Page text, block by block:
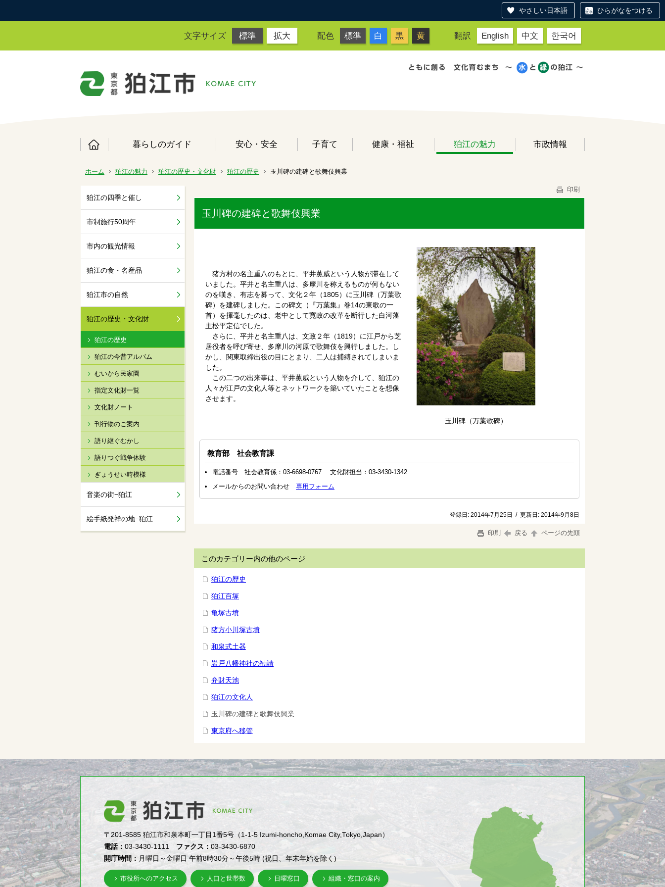
やさしい日本語 ひらがなをつける
文字サイズ 標準 拡大 配色 標準 白 黒 黄 翻訳 English 中文 한국어
暮らしのガイド 安心・安全 子育て 健康・福祉 狛江の魅力 市政情報
ホーム 狛江の魅力 狛江の歴史・文化財 狛江の歴史 玉川碑の建碑と歌舞伎興業
狛江の四季と催し
市制施行50周年
市内の観光情報
狛江の食・名産品
狛江市の自然
狛江の歴史・文化財
狛江の歴史
狛江の今昔アルバム
むいから民家園
指定文化財一覧
文化財ノート
刊行物のご案内
語り継ぐむかし
語りつぐ戦争体験
ぎょうせい時模様
音楽の街−狛江
絵手紙発祥の地−狛江
印刷
玉川碑の建碑と歌舞伎興業
猪方村の名主重八のもとに、平井薫威という人物が滞在して
いました。平井と名主重八は、多摩川を称えるものが何もない
のを嘆き、有志を募って、文化２年（1805）に玉川碑（万葉歌
碑）を建碑しました。この碑文（『万葉集』巻14の東歌の一
首）を揮毫したのは、老中として寛政の改革を断行した白河藩
主松平定信でした。
さらに、平井と名主重八は、文政２年（1819）に江戸から芝
居役者を呼び寄せ、多摩川の河原で歌舞伎を興行しました。し
かし、関東取締出役の目にとまり、二人は捕縛されてしまいま
した。
この二つの出来事は、平井薫威という人物を介して、狛江の
人々が江戸の文化人等とネットワークを築いていたことを想像
させます。
玉川碑（万葉歌碑）
教育部 社会教育課
電話番号 社会教育係：03-6698-0767 文化財担当：03-3430-1342
メールからのお問い合わせ 専用フォーム
登録日: 2014年7月25日 / 更新日: 2014年9月8日
印刷 戻る ページの先頭
このカテゴリー内の他のページ
狛江の歴史
狛江百塚
亀塚古墳
猪方小川塚古墳
和泉式土器
岩戸八幡神社の勧請
弁財天池
狛江の文化人
玉川碑の建碑と歌舞伎興業
東京府へ移管
〒201-8585 狛江市和泉本町一丁目1番5号（1-1-5 Izumi-honcho,Komae City,Tokyo,Japan）
電話：03-3430-1111 ファクス：03-3430-6870
開庁時間： 月曜日～金曜日 午前8時30分～午後5時 (祝日、年末年始を除く)
市役所へのアクセス 人口と世帯数 日曜窓口 組織・窓口の案内